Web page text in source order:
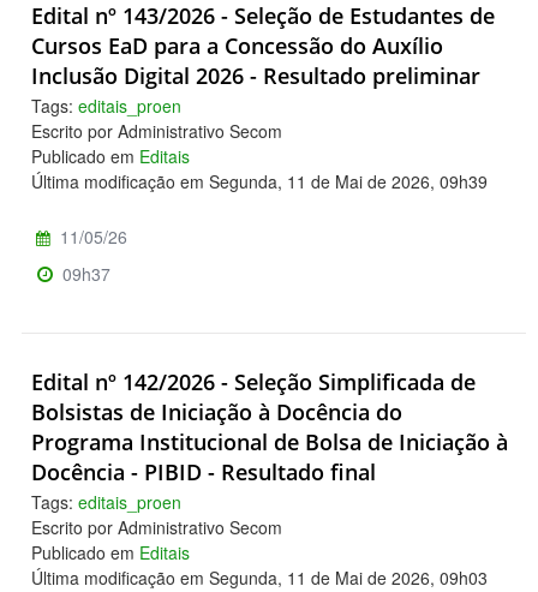
Edital nº 143/2026 - Seleção de Estudantes de
Cursos EaD para a Concessão do Auxílio
Inclusão Digital 2026 - Resultado preliminar
Tags: editais_proen
Escrito por Administrativo Secom
Publicado em Editais
Última modificação em Segunda, 11 de Mai de 2026, 09h39
11/05/26
09h37
Edital nº 142/2026 - Seleção Simplificada de
Bolsistas de Iniciação à Docência do
Programa Institucional de Bolsa de Iniciação à
Docência - PIBID - Resultado final
Tags: editais_proen
Escrito por Administrativo Secom
Publicado em Editais
Última modificação em Segunda, 11 de Mai de 2026, 09h03